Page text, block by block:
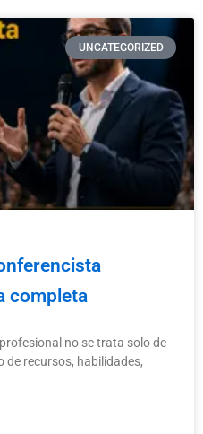
UNCATEGORIZED
completa
no se trata solo de
de recursos, habilidades,